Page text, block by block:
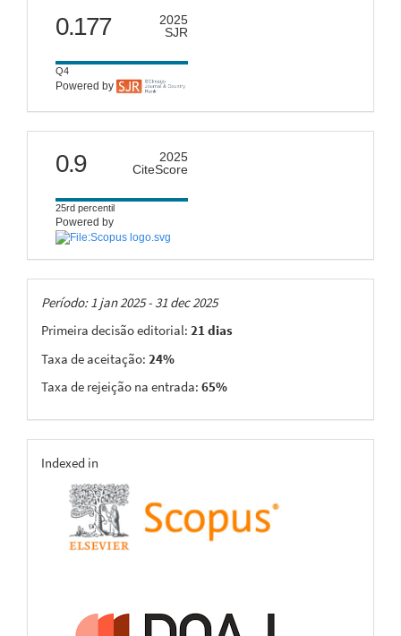
scimago
0.177
2025
SJR
Q4
Powered by
citescore
0.9
2025
CiteScore
25rd percentil
Powered by
Taxas
Período: 1 jan 2025 - 31 dec 2025
Primeira decisão editorial: 21 dias
Taxa de aceitação: 24%
Taxa de rejeição na entrada: 65%
indexing
Indexed in